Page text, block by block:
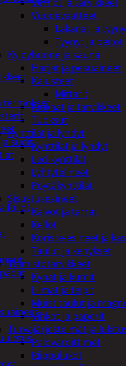
Vuodevaatteet
Lakanat ja
Tyynyt ja peitot
Kylpyhuone ja sauna
Harjat ja pesuaineet
Kalusteet
Mittarit
Kiukaat ja tarvikkeet
Tuoksut
Kynttilät ja lyhdyt
Kynttilät ja lyhdyt
Led-kynttilät
Lyhtytelineet
Pöytäkynttilät
Sisustusesineet
Kalvot ja tarrat
Kellot
Koriste-esineet ja
Taulut ja kehykset
Toimistotarvikkeet
Kynät ja kumit
Liimat ja teipit
Muistitaulut ja
Vihkot ja paperit
Turvajärjestelmät ja
Palovaroittimet
Riippulukot
termokset
sudit
foliot